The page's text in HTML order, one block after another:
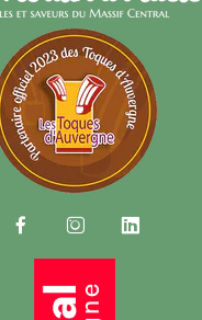
  